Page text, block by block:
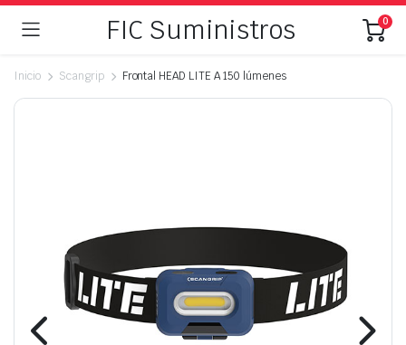
FIC Suministros 0
Inicio Scangrip Frontal HEAD LITE A 150 lúmenes